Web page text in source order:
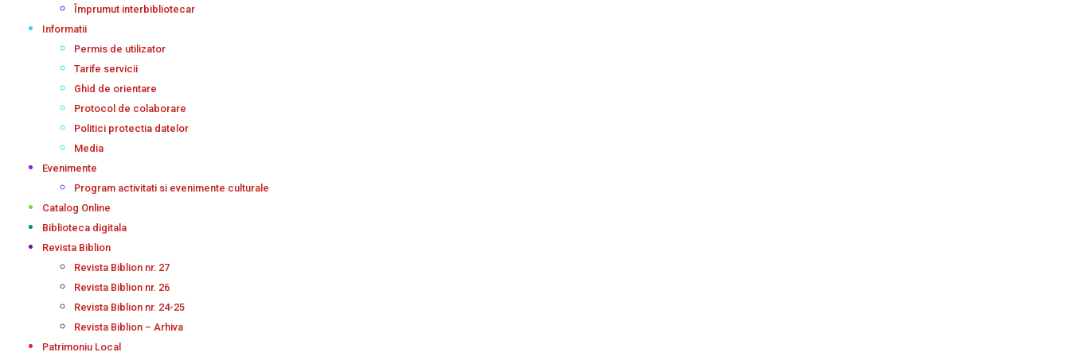
Împrumut interbibliotecar
Informatii
Permis de utilizator
Tarife servicii
Ghid de orientare
Protocol de colaborare
Politici protectia datelor
Media
Evenimente
Program activitati si evenimente culturale
Catalog Online
Biblioteca digitala
Revista Biblion
Revista Biblion nr. 27
Revista Biblion nr. 26
Revista Biblion nr. 24-25
Revista Biblion – Arhiva
Patrimoniu Local